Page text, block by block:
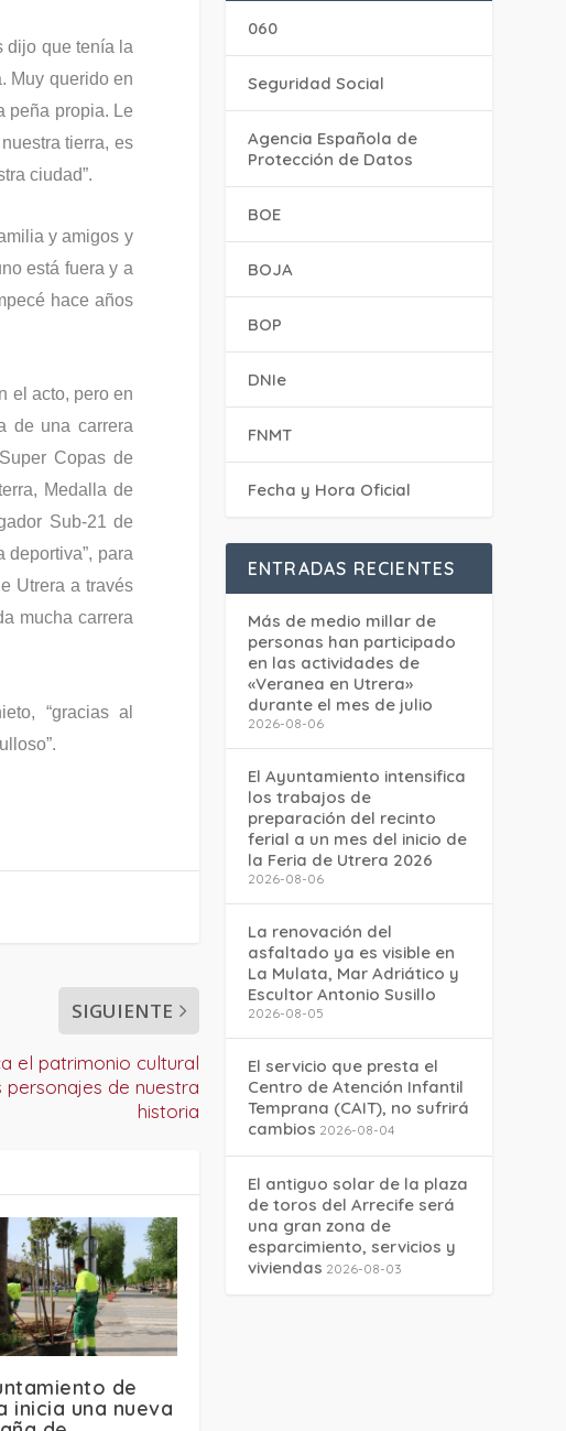
dijo que tenía la
Muy querido en
peña propia. Le
tierra, es
ciudad”.
y amigos y
está fuera y a
hace años
el acto, pero en
de una carrera
Copas de
Medalla de
Sub-21 de
deportiva”, para
Utrera a través
mucha carrera
“gracias al
SIGUIENTE
el patrimonio cultural
de nuestra
historia
de
inicia una nueva
060
Seguridad Social
Agencia Española de
Protección de Datos
BOE
BOJA
BOP
DNIe
FNMT
Fecha y Hora Oficial
ENTRADAS RECIENTES
Más de medio millar de
personas han participado
en las actividades de
«Veranea en Utrera»
durante el mes de julio
2026-08-06
El Ayuntamiento intensifica
los trabajos de
preparación del recinto
ferial a un mes del inicio de
la Feria de Utrera 2026
2026-08-06
La renovación del
asfaltado ya es visible en
La Mulata, Mar Adriático y
Escultor Antonio Susillo
2026-08-05
El servicio que presta el
Centro de Atención Infantil
Temprana (CAIT), no sufrirá
cambios 2026-08-04
El antiguo solar de la plaza
de toros del Arrecife será
una gran zona de
esparcimiento, servicios y
viviendas 2026-08-03